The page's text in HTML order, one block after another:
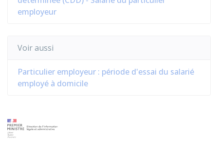
employeur
Voir aussi
Particulier employeur : période d'essai du salarié
employé à domicile